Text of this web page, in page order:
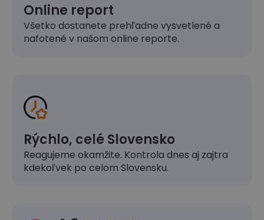
Online report
Všetko dostanete prehľadne vysvetlené a
nafotené v našom online reporte.
Rýchlo, celé Slovensko
Reagujeme okamžite. Kontrola dnes aj zajtra
kdekoľvek po celom Slovensku.